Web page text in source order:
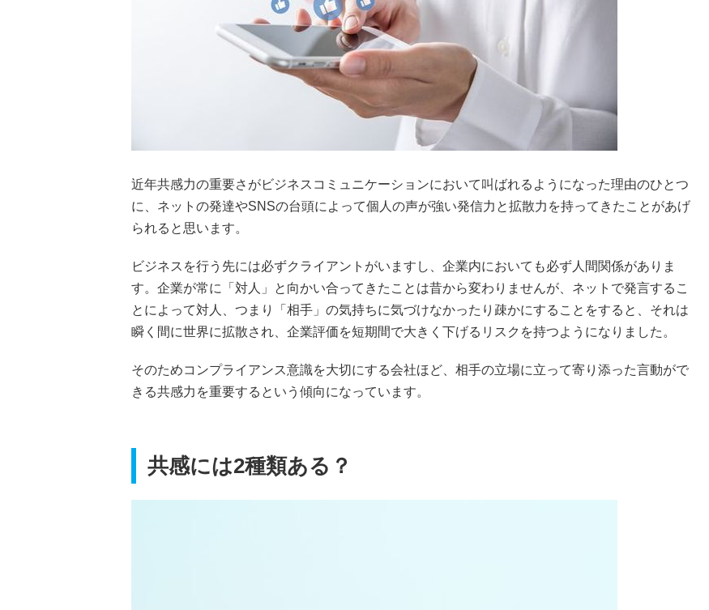
近年共感力の重要さがビジネスコミュニケーションにおいて叫ばれるようになった理由のひとつ
に、ネットの発達やSNSの台頭によって個人の声が強い発信力と拡散力を持ってきたことがあげ
られると思います。
ビジネスを行う先には必ずクライアントがいますし、企業内においても必ず人間関係がありま
す。企業が常に「対人」と向かい合ってきたことは昔から変わりませんが、ネットで発言するこ
とによって対人、つまり「相手」の気持ちに気づけなかったり疎かにすることをすると、それは
瞬く間に世界に拡散され、企業評価を短期間で大きく下げるリスクを持つようになりました。
そのためコンプライアンス意識を大切にする会社ほど、相手の立場に立って寄り添った言動がで
きる共感力を重要するという傾向になっています。
共感には2種類ある？